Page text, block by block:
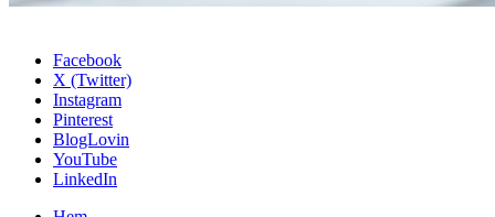
Facebook
X (Twitter)
Instagram
Pinterest
BlogLovin
YouTube
LinkedIn